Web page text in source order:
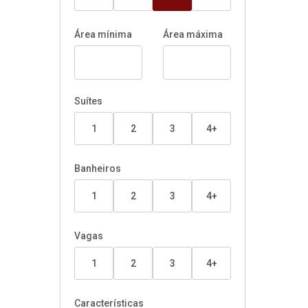
Área mínima Área máxima
Suítes
1 2 3 4+
Banheiros
1 2 3 4+
Vagas
1 2 3 4+
Características